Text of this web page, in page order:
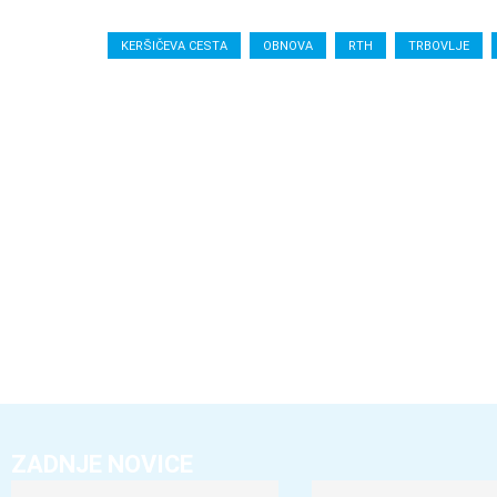
KERŠIČEVA CESTA OBNOVA RTH TRBOVLJE
ZADNJE NOVICE